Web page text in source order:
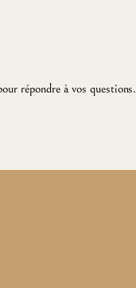
répondre à vos questions.